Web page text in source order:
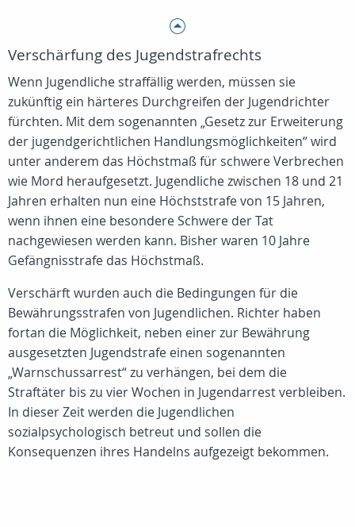
Verschärfung des Jugendstrafrechts
Wenn Jugendliche straffällig werden, müssen sie
zukünftig ein härteres Durchgreifen der Jugendrichter
fürchten. Mit dem sogenannten „Gesetz zur Erweiterung
der jugendgerichtlichen Handlungsmöglichkeiten“ wird
unter anderem das Höchstmaß für schwere Verbrechen
wie Mord heraufgesetzt. Jugendliche zwischen 18 und 21
Jahren erhalten nun eine Höchststrafe von 15 Jahren,
wenn ihnen eine besondere Schwere der Tat
nachgewiesen werden kann. Bisher waren 10 Jahre
Gefängnisstrafe das Höchstmaß.
Verschärft wurden auch die Bedingungen für die
Bewährungsstrafen von Jugendlichen. Richter haben
fortan die Möglichkeit, neben einer zur Bewährung
ausgesetzten Jugendstrafe einen sogenannten
„Warnschussarrest“ zu verhängen, bei dem die
Straftäter bis zu vier Wochen in Jugendarrest verbleiben.
In dieser Zeit werden die Jugendlichen
sozialpsychologisch betreut und sollen die
Konsequenzen ihres Handelns aufgezeigt bekommen.